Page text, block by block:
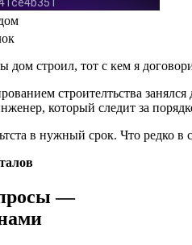
дом строил, тот с кем я
строителтьства
который следит за
в нужный срок. Что редко в
—